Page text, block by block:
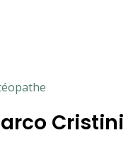
Cristini